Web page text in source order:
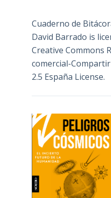
Cuaderno de
David Barrado is
Creative Commons
comercial-
2.5 España License.